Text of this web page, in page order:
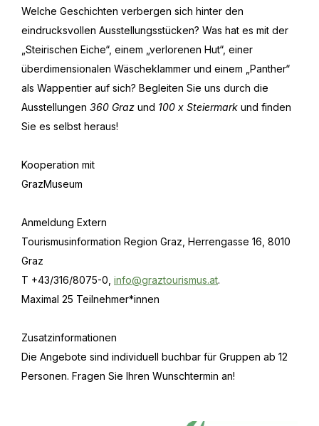
Welche Geschichten verbergen sich hinter den
eindrucksvollen Ausstellungsstücken? Was hat es mit der
„Steirischen Eiche“, einem „verlorenen Hut“, einer
überdimensionalen Wäscheklammer und einem „Panther“
als Wappentier auf sich? Begleiten Sie uns durch die
Ausstellungen 360 Graz und 100 x Steiermark und finden
Sie es selbst heraus!
Kooperation mit
GrazMuseum
Anmeldung Extern
Tourismusinformation Region Graz, Herrengasse 16, 8010
Graz
T +43/316/8075-0, info@graztourismus.at.
Maximal 25 Teilnehmer*innen
Zusatzinformationen
Die Angebote sind individuell buchbar für Gruppen ab 12
Personen. Fragen Sie Ihren Wunschtermin an!